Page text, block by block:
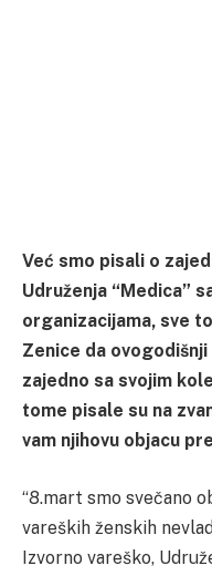
Već smo pisali o
Udruženja “Medica”
organizacijama, sve
Zenice da ovogodišnji
zajedno sa svojim
tome pisale su na
vam njihovu objacu
“8.mart smo svečano
vareških ženskih
Izvorno vareško,